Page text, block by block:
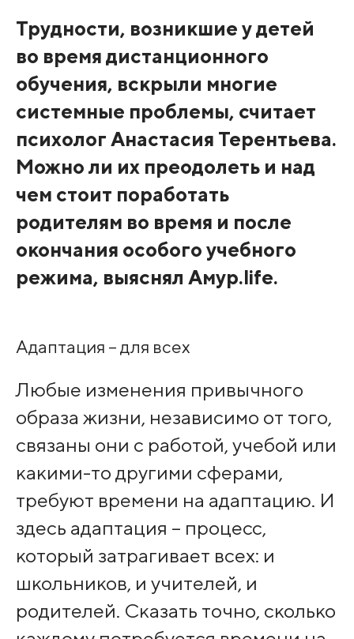
Трудности, возникшие у детей
во время дистанционного
обучения, вскрыли многие
системные проблемы, считает
психолог Анастасия Терентьева.
Можно ли их преодолеть и над
чем стоит поработать
родителям во время и после
окончания особого учебного
режима, выяснял Амур.life.
Адаптация – для всех
Любые изменения привычного
образа жизни, независимо от того,
связаны они с работой, учебой или
какими-то другими сферами,
требуют времени на адаптацию. И
здесь адаптация – процесс,
который затрагивает всех: и
школьников, и учителей, и
родителей. Сказать точно, сколько